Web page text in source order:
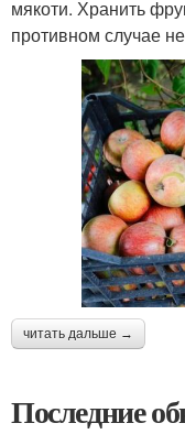
мякоти. Хранить
противном случае
читать дальше →
Последние